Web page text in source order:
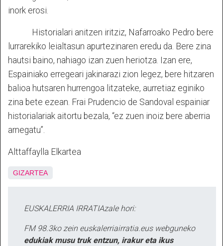
inork erosi.
Historialari anitzen iritziz, Nafarroako Pedro bere
lurrarekiko leialtasun apurtezinaren eredu da. Bere zina
hautsi baino, nahiago izan zuen heriotza. Izan ere,
Espainiako erregeari jakinarazi zion legez, bere hitzaren
balioa hutsaren hurrengoa litzateke, aurretiaz eginiko
zina bete ezean. Frai Prudencio de Sandoval espainiar
historialariak aitortu bezala, “ez zuen inoiz bere aberria
arnegatu”.
Alttaffaylla Elkartea
GIZARTEA
EUSKALERRIA IRRATIAzale hori:
FM 98.3ko zein euskalerriairratia.eus webguneko
edukiak musu truk entzun, irakur eta ikus